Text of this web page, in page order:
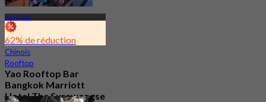
Bang Rak
62% de réduction
Chinois
Rooftop
Yao Rooftop Bar
Bangkok Marriott
Hotel The Surawongse